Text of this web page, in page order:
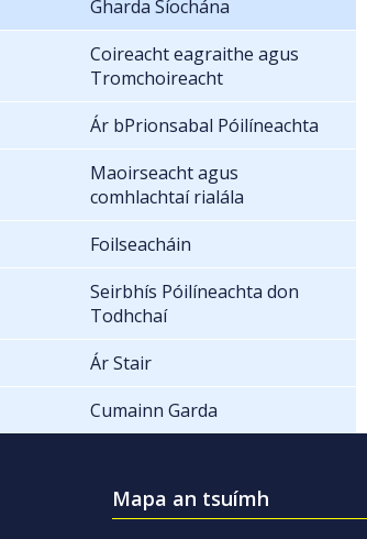
Gharda Síochána
Coireacht eagraithe agus
Tromchoireacht
Ár bPrionsabal Póilíneachta
Maoirseacht agus
comhlachtaí rialála
Foilseacháin
Seirbhís Póilíneachta don
Todhchaí
Ár Stair
Cumainn Garda
Mapa an tsuímh